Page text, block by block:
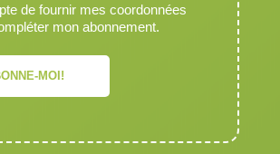
de fournir mes coordonnées
mon abonnement.